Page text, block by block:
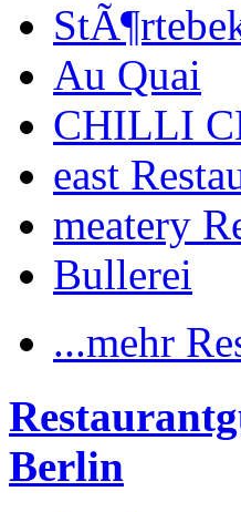
Au Quai
CHILLI
east
meatery
Bullerei
...mehr
Berlin